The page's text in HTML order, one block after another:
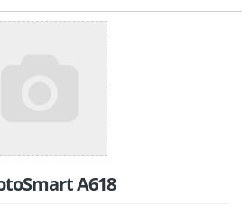
A618